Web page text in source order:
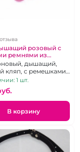
розовый с
ремнями из
размер Sдышащий,
кляп, с ремешками
кожи
цвета.
1 шт.
В корзину